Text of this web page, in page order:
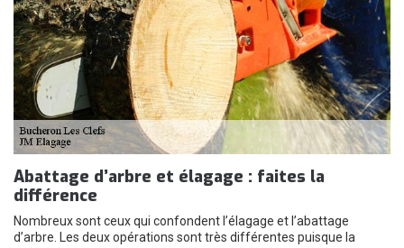
Abattage d’arbre et élagage : faites la
différence
Nombreux sont ceux qui confondent l’élagage et l’abattage
d’arbre. Les deux opérations sont très différentes puisque la